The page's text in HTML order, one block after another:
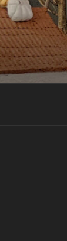
Aller
au
contenu
principal